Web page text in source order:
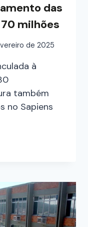
das
milhões
de 2025
à
também
no Sapiens